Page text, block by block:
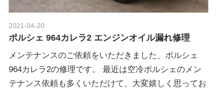
2021-04-20
ポルシェ 964カレラ2 エンジンオイル漏れ修理
メンテナンスのご依頼をいただきました、ポルシェ
964カレラ2の修理です。 最近は空冷ポルシェのメン
テナンス依頼も多くいただけて、大変嬉しく思ってお